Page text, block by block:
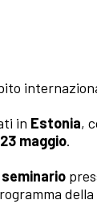
in Estonia,
23 maggio.
seminario